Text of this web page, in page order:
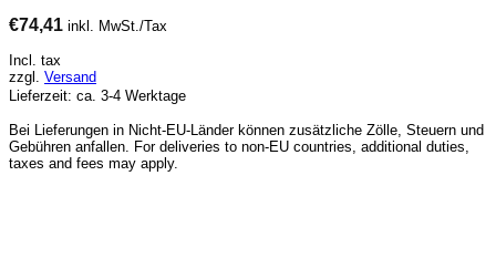
€74,41 inkl. MwSt./Tax
Incl. tax
zzgl. Versand
Lieferzeit: ca. 3-4 Werktage
Bei Lieferungen in Nicht-EU-Länder können zusätzliche Zölle, Steuern und
Gebühren anfallen. For deliveries to non-EU countries, additional duties,
taxes and fees may apply.